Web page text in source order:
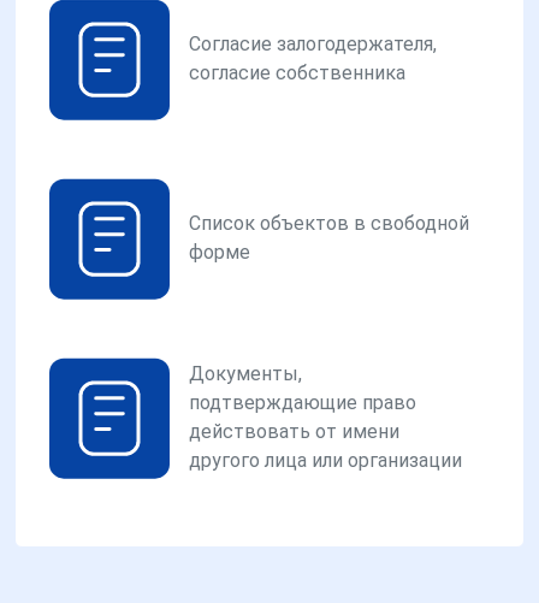
Согласие залогодержателя,
согласие собственника
Список объектов в свободной
форме
Документы,
подтверждающие право
действовать от имени
другого лица или организации